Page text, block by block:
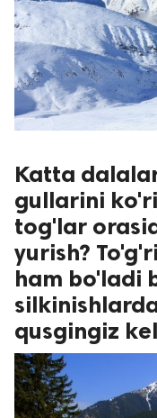
Katta
gullarini
tog'lar
yurish?
ham bo'ladi
qusgingiz